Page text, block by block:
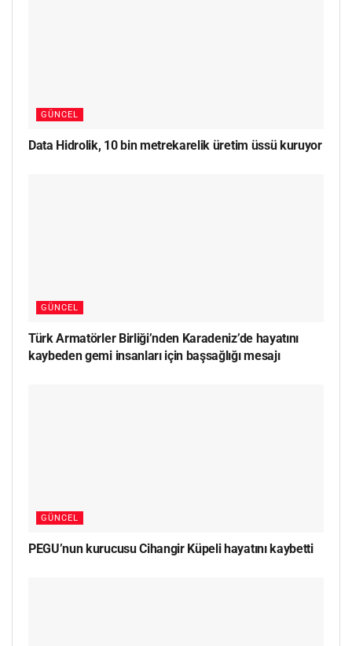
GÜNCEL
Data Hidrolik, 10 bin metrekarelik üretim üssü kuruyor
GÜNCEL
Türk Armatörler Birliği’nden Karadeniz’de hayatını
kaybeden gemi insanları için başsağlığı mesajı
GÜNCEL
PEGU’nun kurucusu Cihangir Küpeli hayatını kaybetti